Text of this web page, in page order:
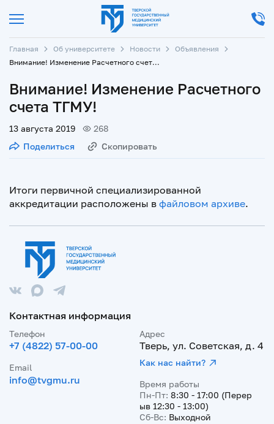
Главная Об университете Новости
Объявления
Внимание! Изменение Расчетного счета ТГМУ!
Внимание! Изменение Расчетного
счета ТГМУ!
13 августа 2019
268
Поделиться
Скопировать
Итоги первичной специализированной
аккредитации расположены в файловом архиве.
Контактная информация
Телефон
+7 (4822) 57-00-00
Email
info@tvgmu.ru
Адрес
Тверь, ул. Советская, д. 4
Как нас найти?
Время работы
Пн-Пт: 8:30 - 17:00 (Перер
ыв 12:30 - 13:00)
Сб-Вс: Выходной